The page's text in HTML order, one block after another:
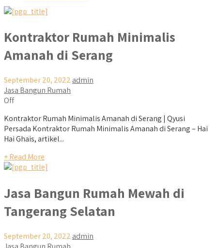
Kontraktor Rumah Minimalis
Amanah di Serang
September 20, 2022 admin
Jasa Bangun Rumah
Off
Kontraktor Rumah Minimalis Amanah di Serang | Qyusi
Persada Kontraktor Rumah Minimalis Amanah di Serang – Hai
Hai Ghais, artikel...
+ Read More
Jasa Bangun Rumah Mewah di
Tangerang Selatan
September 20, 2022 admin